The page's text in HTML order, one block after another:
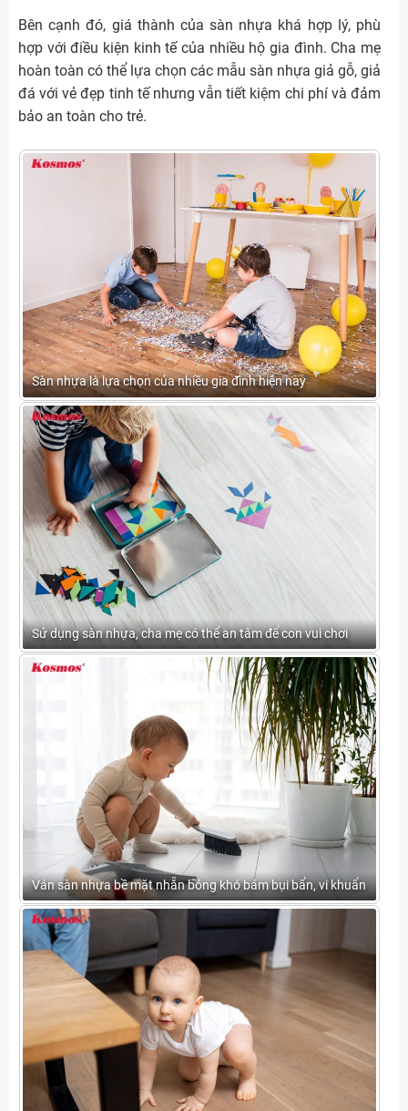
Bên cạnh đó, giá thành của sàn nhựa khá hợp lý, phù
hợp với điều kiện kinh tế của nhiều hộ gia đình. Cha mẹ
hoàn toàn có thể lựa chọn các mẫu sàn nhựa giả gỗ, giả
đá với vẻ đẹp tinh tế nhưng vẫn tiết kiệm chi phí và đảm
bảo an toàn cho trẻ.
Sàn nhựa là lựa chọn của nhiều gia đình hiện nay
Sử dụng sàn nhựa, cha mẹ có thể an tâm để con vui chơi
Ván sàn nhựa bề mặt nhẵn bóng khó bám bụi bẩn, vi khuẩn